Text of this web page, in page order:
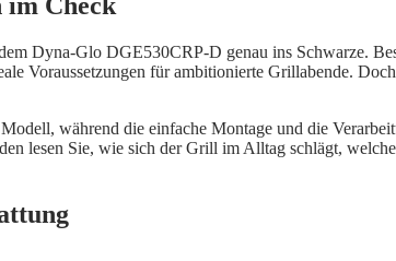
Dyna-Glo DGE530CRP-D genau ins Schwarze.
Voraussetzungen für ambitionierte Grillabende.
während die einfache Montage und die
lesen Sie, wie sich der Grill im Alltag schlägt,